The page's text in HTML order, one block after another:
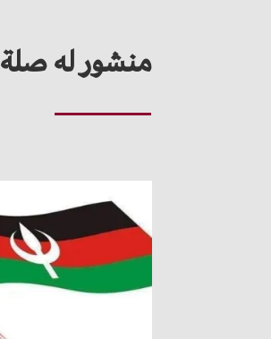
منشور له صلة